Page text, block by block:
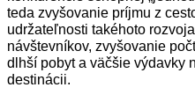
teda zvyšovanie príjmu z
udržateľnosti takéhoto
návštevníkov, zvyšovanie
dlhší pobyt a väčšie výdavky
destinácii.